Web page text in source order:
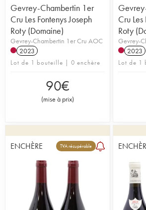
Gevrey-Chambertin 1er
Cru Les Fontenys Joseph
Roty (Domaine)
Gevrey-Chambertin 1er Cru AOC
2023
Lot de 1 bouteille | 0 enchère
90€
(mise à prix)
Cru Les
Roty
Gevrey-
2023
Lot de 1
ENCHÈRE TVA récupérable